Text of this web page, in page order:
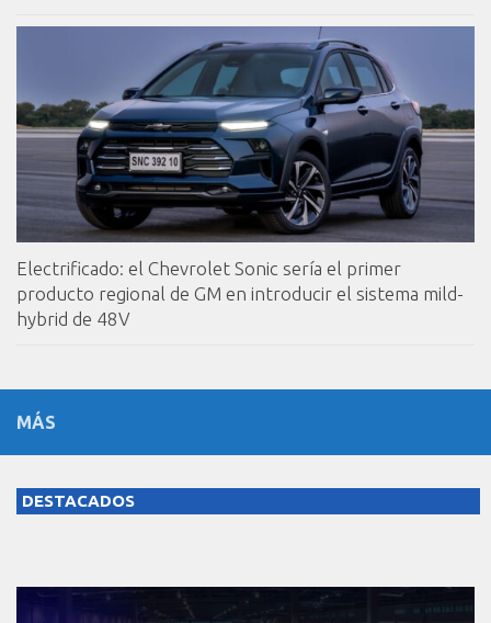
Electrificado: el Chevrolet Sonic sería el primer
producto regional de GM en introducir el sistema mild-
hybrid de 48V
MÁS
DESTACADOS